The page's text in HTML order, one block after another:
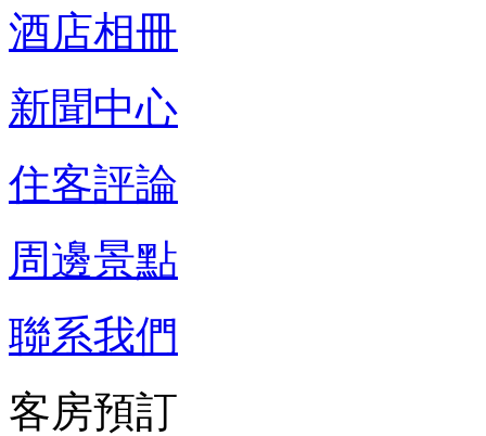
酒店相冊
新聞中心
住客評論
周邊景點
聯系我們
客房預訂